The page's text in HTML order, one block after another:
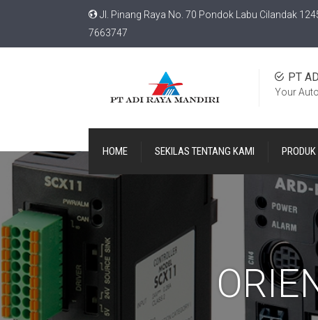
Jl. Pinang Raya No. 70 Pondok Labu Cilandak
7663747
PT
Your
HOME SEKILAS TENTANG KAMI